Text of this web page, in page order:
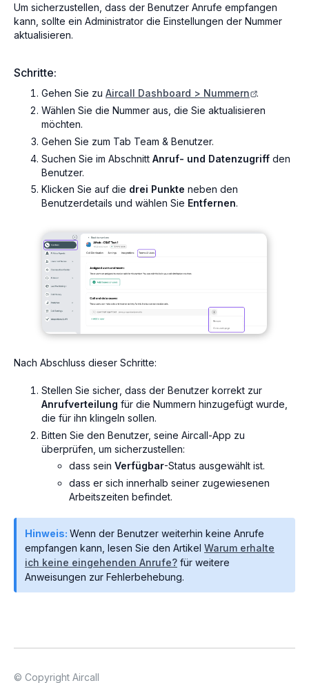
Um sicherzustellen, dass der Benutzer Anrufe empfangen
kann, sollte ein Administrator die Einstellungen der Nummer
aktualisieren.
Schritte:
Gehen Sie zu Aircall Dashboard > Nummern
.
Wählen Sie die Nummer aus, die Sie aktualisieren
möchten.
Gehen Sie zum Tab Team & Benutzer.
Suchen Sie im Abschnitt Anruf- und Datenzugriff den
Benutzer.
Klicken Sie auf die drei Punkte neben den
Benutzerdetails und wählen Sie Entfernen.
Nach Abschluss dieser Schritte:
Stellen Sie sicher, dass der Benutzer korrekt zur
Anrufverteilung für die Nummern hinzugefügt wurde,
die für ihn klingeln sollen.
Bitten Sie den Benutzer, seine Aircall-App zu
überprüfen, um sicherzustellen:
dass sein Verfügbar-Status ausgewählt ist.
dass er sich innerhalb seiner zugewiesenen
Arbeitszeiten befindet.
Hinweis: Wenn der Benutzer weiterhin keine Anrufe
empfangen kann, lesen Sie den Artikel Warum erhalte
ich keine eingehenden Anrufe? für weitere
Anweisungen zur Fehlerbehebung.
© Copyright Aircall